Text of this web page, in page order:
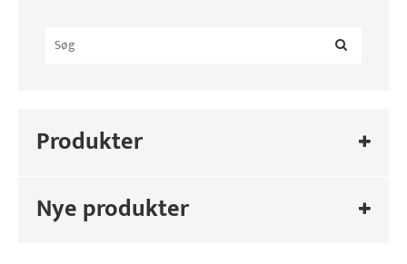
Produkter
Nye produkter